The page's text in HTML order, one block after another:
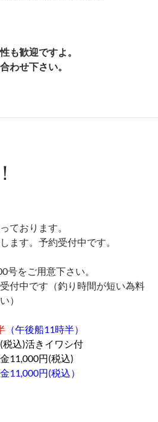
も歓迎ですよ。
わせ下さい。
ております。
ます。予約受付中です。
号をご用意下さい。
付中です（釣り時間が短い為料
）
（午後船11時半）
税込)活きイワシ付
円(税込)
円(税込）